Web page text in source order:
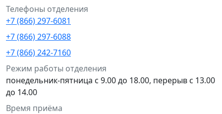
Телефоны отделения
+7 (866) 297-6081
+7 (866) 297-6088
+7 (866) 242-7160
Режим работы отделения
понедельник-пятница с 9.00 до 18.00, перерыв с 13.00
до 14.00
Время приёма